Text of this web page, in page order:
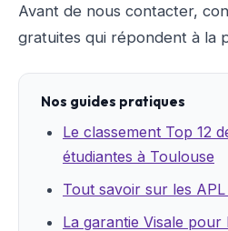
Avant de nous contacter,
gratuites qui répondent à la
Nos guides pratiques
Le classement Top 12
étudiantes à Toulouse
Tout savoir sur les
La garantie Visale pour